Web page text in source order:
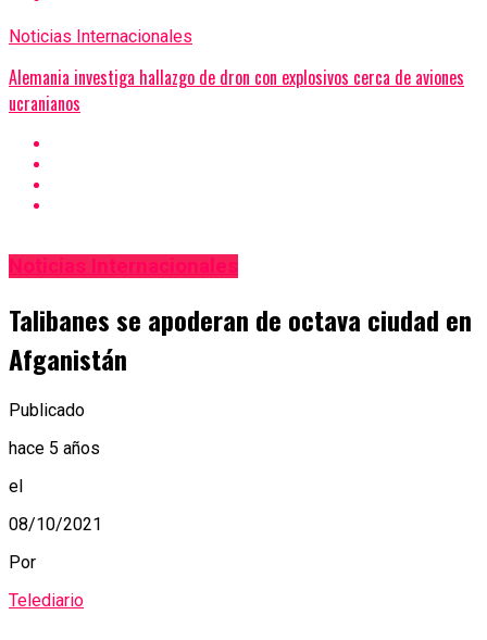
Noticias Internacionales
Alemania investiga hallazgo de dron con explosivos cerca de aviones
ucranianos
Noticias Internacionales
Talibanes se apoderan de octava ciudad en
Afganistán
Publicado
hace 5 años
el
08/10/2021
Por
Telediario